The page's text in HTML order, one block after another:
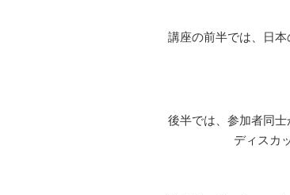
講座の前半では、日
後半では、参加者同
ディスカ